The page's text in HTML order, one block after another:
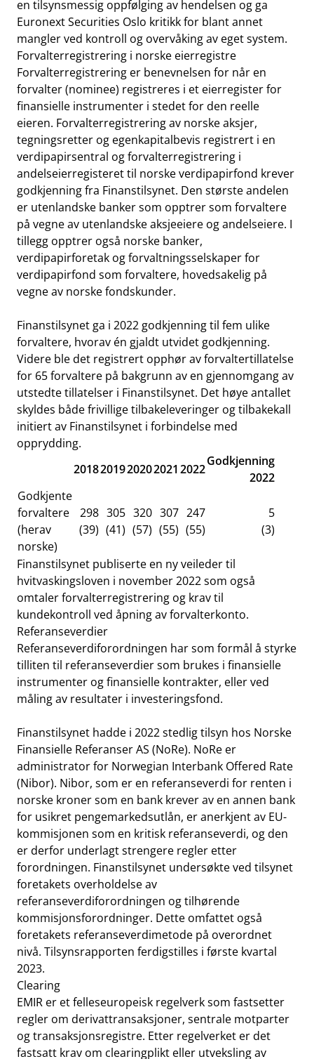
en tilsynsmessig oppfølging av hendelsen og ga
Euronext Securities Oslo kritikk for blant annet
mangler ved kontroll og overvåking av eget system.
Forvalterregistrering i norske eierregistre
Forvalterregistrering er benevnelsen for når en
forvalter (nominee) registreres i et eierregister for
finansielle instrumenter i stedet for den reelle
eieren. Forvalterregistrering av norske aksjer,
tegningsretter og egenkapitalbevis registrert i en
verdipapirsentral og forvalterregistrering i
andelseierregisteret til norske verdipapirfond krever
godkjenning fra Finanstilsynet. Den største andelen
er utenlandske banker som opptrer som forvaltere
på vegne av utenlandske aksjeeiere og andelseiere. I
tillegg opptrer også norske banker,
verdipapirforetak og forvaltningsselskaper for
verdipapirfond som forvaltere, hovedsakelig på
vegne av norske fondskunder.
Finanstilsynet ga i 2022 godkjenning til fem ulike
forvaltere, hvorav én gjaldt utvidet godkjenning.
Videre ble det registrert opphør av forvaltertillatelse
for 65 forvaltere på bakgrunn av en gjennomgang av
utstedte tillatelser i Finanstilsynet. Det høye antallet
skyldes både frivillige tilbakeleveringer og tilbakekall
initiert av Finanstilsynet i forbindelse med
opprydding.
20182019202020212022
Godkjenning
2022
Godkjente
forvaltere
(herav
norske)
298
(39)
305
(41)
320
(57)
307
(55)
247
(55)
5
(3)
Finanstilsynet publiserte en ny veileder til
hvitvaskingsloven i november 2022 som også
omtaler forvalterregistrering og krav til
kundekontroll ved åpning av forvalterkonto.
Referanseverdier
Referanseverdiforordningen har som formål å styrke
tilliten til referanseverdier som brukes i finansielle
instrumenter og finansielle kontrakter, eller ved
måling av resultater i investeringsfond.
Finanstilsynet hadde i 2022 stedlig tilsyn hos Norske
Finansielle Referanser AS (NoRe). NoRe er
administrator for Norwegian Interbank Offered Rate
(Nibor). Nibor, som er en referanseverdi for renten i
norske kroner som en bank krever av en annen bank
for usikret pengemarkedsutlån, er anerkjent av EU-
kommisjonen som en kritisk referanseverdi, og den
er derfor underlagt strengere regler etter
forordningen. Finanstilsynet undersøkte ved tilsynet
foretakets overholdelse av
referanseverdiforordningen og tilhørende
kommisjonsforordninger. Dette omfattet også
foretakets referanseverdimetode på overordnet
nivå. Tilsynsrapporten ferdigstilles i første kvartal
2023.
Clearing
EMIR er et felleseuropeisk regelverk som fastsetter
regler om derivattransaksjoner, sentrale motparter
og transaksjonsregistre. Etter regelverket er det
fastsatt krav om clearingplikt eller utveksling av